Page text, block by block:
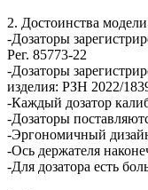
2. Достоинства
-Дозаторы
Рег. 85773-22
-Дозаторы
изделия: РЗН 2022/
-Каждый дозатор
-Дозаторы
-Эргономичный
-Ось держателя
-Для дозатора есть